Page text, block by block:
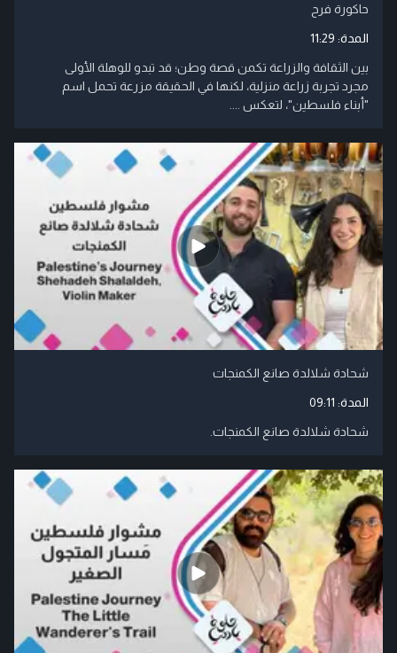
حاكورة فرح
المدة: 11:29
بين الثقافة والزراعة تكمن قصة وطن؛ قد تبدو للوهلة الأولى
مجرد تجربة زراعة منزلية، لكنها في الحقيقة مزرعة تحمل اسم
"أبناء فلسطين"، لتعكس ....
شحادة شلالدة صانع الكمنجات
المدة: 09:11
شحادة شلالدة صانع الكمنجات.